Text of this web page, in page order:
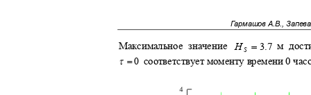
Гармашов А.В.,
Максимальное значение м
HS = 3.7
соответствует моменту времени 0
τ =0